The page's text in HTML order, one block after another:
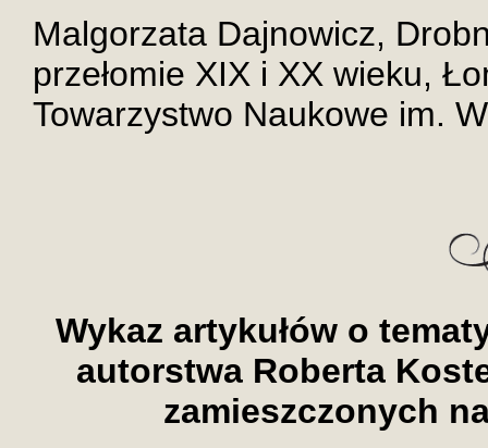
Malgorzata Dajnowicz,
przełomie XIX i XX wieku,
Towarzystwo Naukowe im.
Wykaz artykułów o
autorstwa Roberta
zamieszczonych